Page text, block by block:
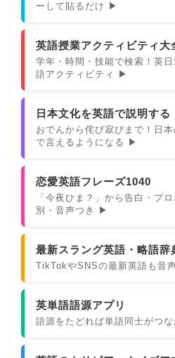
ーして貼るだけ ▶
英語授業アクティビティ大
学年・時間・技能で検索！英
語アクティビティ ▶
日本文化を英語で説明する
おでんから侘び寂びまで！日
で言えるようになる ▶
恋愛英語フレーズ1040
「今夜ひま？」から告白・プ
別・音声つき ▶
最新スラング英語・略語辞
TikTokやSNSの最新英語も音
英単語語源アプリ
語源をたどれば単語同士がつ